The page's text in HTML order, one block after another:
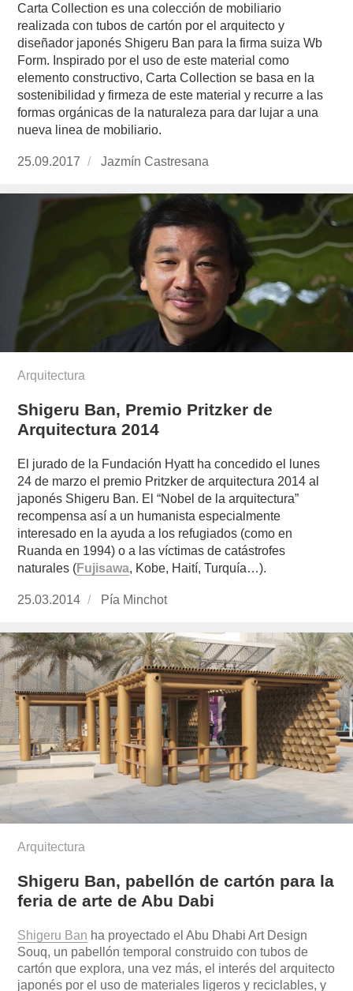
Carta Collection es una colección de mobiliario
realizada con tubos de cartón por el arquitecto y
diseñador japonés Shigeru Ban para la firma suiza Wb
Form. Inspirado por el uso de este material como
elemento constructivo, Carta Collection se basa en la
sostenibilidad y firmeza de este material y recurre a las
formas orgánicas de la naturaleza para dar lujar a una
nueva linea de mobiliario.
Publicado
25.09.2017
https://www.experimenta.es/author/jazmin-
Jazmín Castresana
Arquitectura
Shigeru Ban, Premio Pritzker de
Arquitectura 2014
El jurado de la Fundación Hyatt ha concedido el lunes
24 de marzo el premio Pritzker de arquitectura 2014 al
japonés Shigeru Ban. El “Nobel de la arquitectura”
recompensa así a un humanista especialmente
interesado en la ayuda a los refugiados (como en
Ruanda en 1994) o a las víctimas de catástrofes
naturales (Fujisawa, Kobe, Haití, Turquía…).
Publicado
25.03.2014 https://www.experimenta.es/author/pia/
Pía Minchot
Arquitectura
Shigeru Ban, pabellón de cartón para la
feria de arte de Abu Dabi
Shigeru Ban ha proyectado el Abu Dhabi Art Design
Souq, un pabellón temporal construido con tubos de
cartón que explora, una vez más, el interés del arquitecto
japonés por el uso de materiales ligeros y reciclables, y